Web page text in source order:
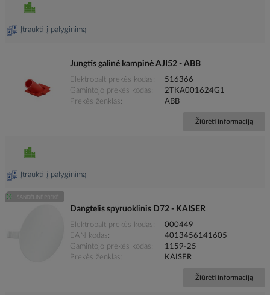
Įtraukti į palyginimą
Jungtis galinė kampinė AJI52 - ABB
Elektrobalt prekės kodas
516366
Gamintojo prekės kodas
2TKA001624G1
Prekės ženklas
ABB
Žiūrėti informaciją
Įtraukti į palyginimą
Dangtelis spyruoklinis D72 - KAISER
Elektrobalt prekės kodas
000449
EAN kodas
4013456141605
Gamintojo prekės kodas
1159-25
Prekės ženklas
KAISER
Žiūrėti informaciją